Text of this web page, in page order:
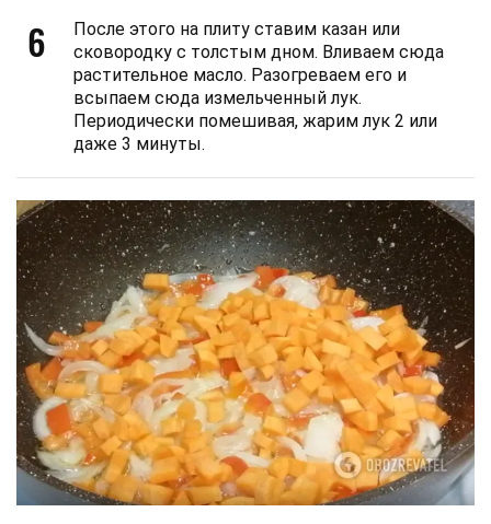
6
После этого на плиту ставим казан или
сковородку с толстым дном. Вливаем сюда
растительное масло. Разогреваем его и
всыпаем сюда измельченный лук.
Периодически помешивая, жарим лук 2 или
даже 3 минуты.